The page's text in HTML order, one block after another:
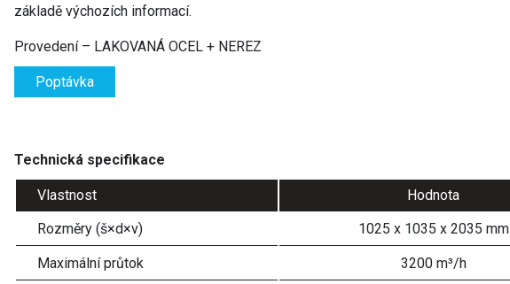
základě výchozích informací.
Provedení – LAKOVANÁ OCEL + NEREZ
Poptávka
Technická specifikace
Vlastnost
Hodnota
Rozměry (š×d×v)
1025 x 1035 x 2035 mm
Maximální průtok 3200 m³/h